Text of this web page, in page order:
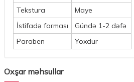
Tekstura
Maye
İstifadə forması
Gündə 1-2 dəfə
Paraben
Yoxdur
Oxşar məhsullar